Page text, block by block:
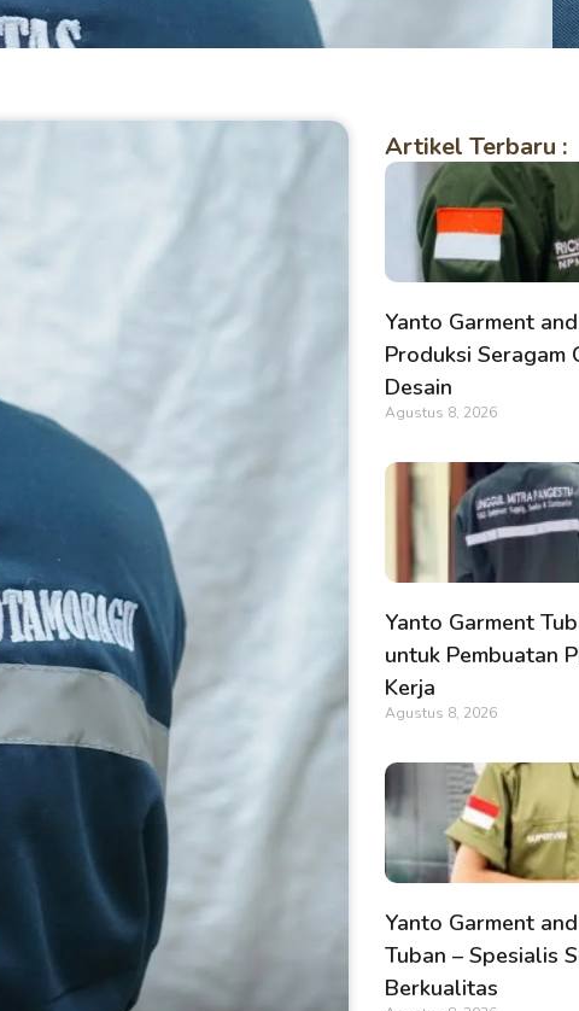
Artikel Terbaru :
Yanto Garment
Produksi Seragam
Desain
Agustus 8, 2026
Yanto Garment
untuk Pembuatan
Kerja
Agustus 8, 2026
Yanto Garment
Tuban – Spesialis
Berkualitas